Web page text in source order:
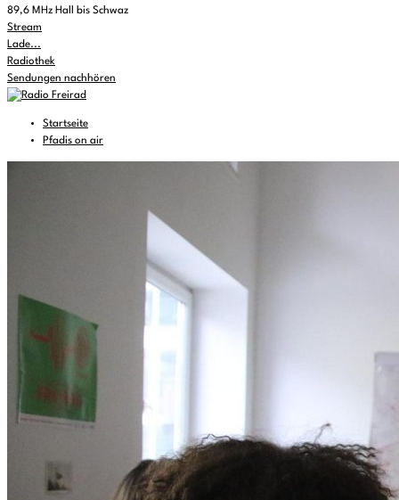
89,6 MHz Hall bis Schwaz
Stream
Lade...
Radiothek
Sendungen nachhören
Startseite
Pfadis on air